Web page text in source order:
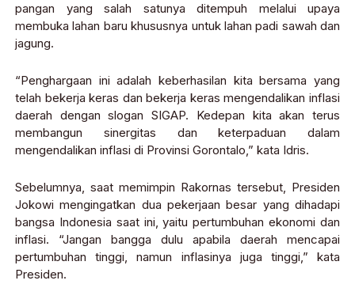
pangan yang salah satunya ditempuh melalui upaya
membuka lahan baru khususnya untuk lahan padi sawah dan
jagung.
“Penghargaan ini adalah keberhasilan kita bersama yang
telah bekerja keras dan bekerja keras mengendalikan inflasi
daerah dengan slogan SIGAP. Kedepan kita akan terus
membangun sinergitas dan keterpaduan dalam
mengendalikan inflasi di Provinsi Gorontalo,” kata Idris.
Sebelumnya, saat memimpin Rakornas tersebut, Presiden
Jokowi mengingatkan dua pekerjaan besar yang dihadapi
bangsa Indonesia saat ini, yaitu pertumbuhan ekonomi dan
inflasi. “Jangan bangga dulu apabila daerah mencapai
pertumbuhan tinggi, namun inflasinya juga tinggi,” kata
Presiden.